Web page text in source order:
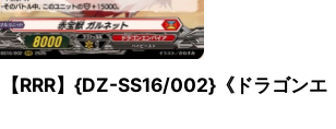
RRR】{DZ-SS16/002}《ドラゴンエ